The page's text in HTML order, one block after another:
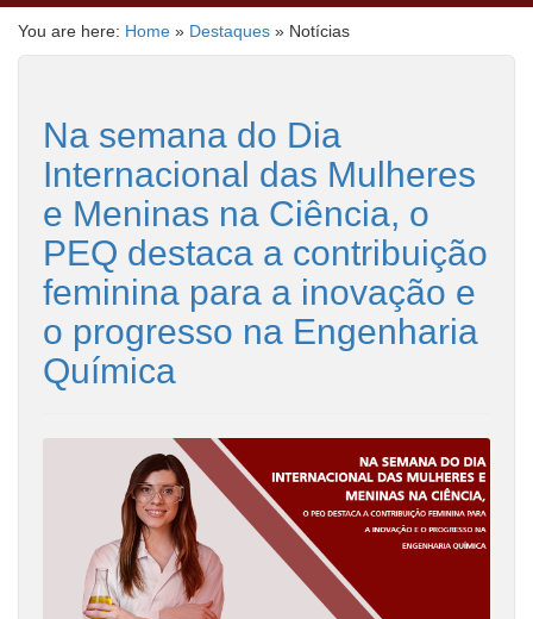
You are here: Home » Destaques » Notícias
Na semana do Dia
Internacional das Mulheres
e Meninas na Ciência, o
PEQ destaca a contribuição
feminina para a inovação e
o progresso na Engenharia
Química